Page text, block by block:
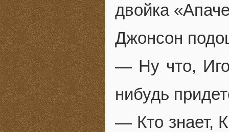
двойка
Джонсон
— Ну что,
нибудь
— Кто знает,